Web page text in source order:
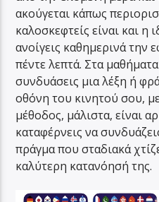
ακούγεται κάπως
καλοσκεφτείς είναι και η
ανοίγεις καθημερινά την
πέντε λεπτά. Στα
συνδυάσεις μια λέξη ή
οθόνη του κινητού σου,
μέθοδος, μάλιστα, είναι
καταφέρνεις να
πράγμα που σταδιακά
καλύτερη κατανόησή της.